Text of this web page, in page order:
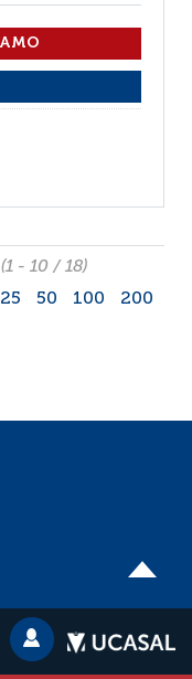
(1 - 10 / 18)
25 50 100 200